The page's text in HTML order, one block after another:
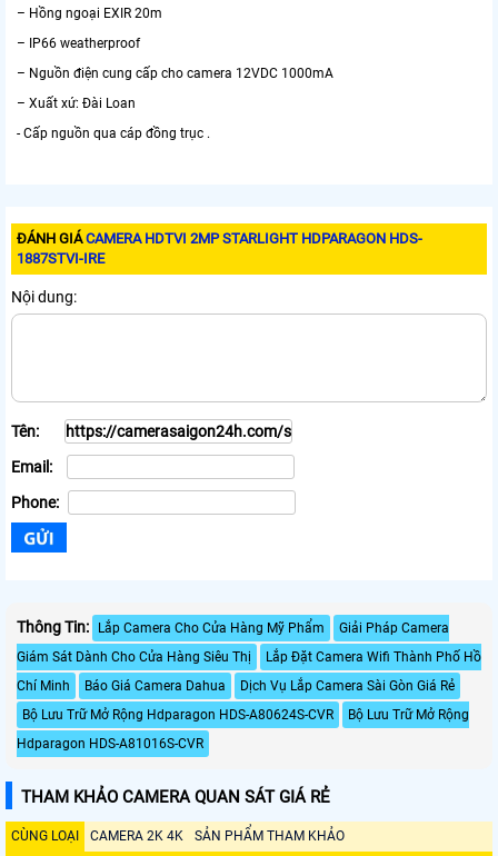
– Hồng ngoại EXIR 20m
– IP66 weatherproof
– Nguồn điện cung cấp cho camera 12VDC 1000mA
– Xuất xứ: Đài Loan
- Cấp nguồn qua cáp đồng trục .
ĐÁNH GIÁCAMERA HDTVI 2MP STARLIGHT HDPARAGON HDS-
1887STVI-IRE
Nội dung:
Tên:
Email:
Phone:
Thông Tin: Lắp Camera Cho Cửa Hàng Mỹ Phẩm
Giải Pháp Camera
Giám Sát Dành Cho Cửa Hàng Siêu Thị
Lắp Đặt Camera Wifi Thành Phố Hồ
Chí Minh
Báo Giá Camera Dahua
Dịch Vụ Lắp Camera Sài Gòn Giá Rẻ
Bộ Lưu Trữ Mở Rộng Hdparagon HDS-A80624S-CVR
Bộ Lưu Trữ Mở Rộng
Hdparagon HDS-A81016S-CVR
THAM KHẢO CAMERA QUAN SÁT GIÁ RẺ
CÙNG LOẠI CAMERA 2K 4K SẢN PHẨM THAM KHẢO